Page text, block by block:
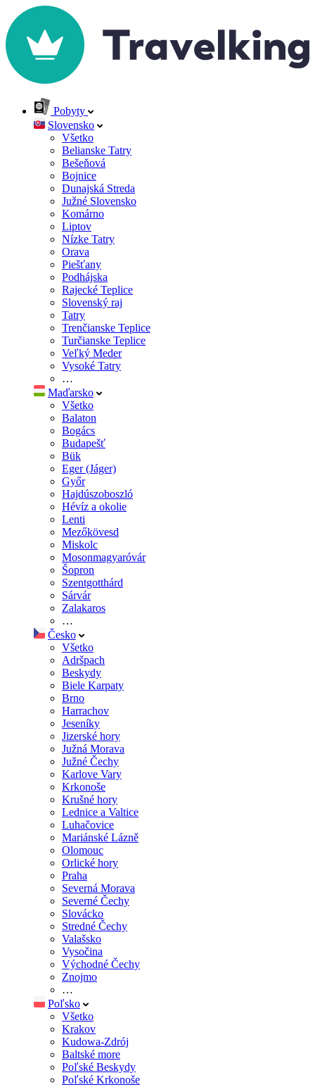
Pobyty
Slovensko
Všetko
Belianske Tatry
Bešeňová
Bojnice
Dunajská Streda
Južné Slovensko
Komárno
Liptov
Nízke Tatry
Orava
Piešťany
Podhájska
Rajecké Teplice
Slovenský raj
Tatry
Trenčianske Teplice
Turčianske Teplice
Veľký Meder
Vysoké Tatry
…
Maďarsko
Všetko
Balaton
Bogács
Budapešť
Bük
Eger (Jáger)
Győr
Hajdúszoboszló
Hévíz a okolie
Lenti
Mezőkövesd
Miskolc
Mosonmagyaróvár
Šopron
Szentgotthárd
Sárvár
Zalakaros
…
Česko
Všetko
Adršpach
Beskydy
Biele Karpaty
Brno
Harrachov
Jeseníky
Jizerské hory
Južná Morava
Južné Čechy
Karlove Vary
Krkonoše
Krušné hory
Lednice a Valtice
Luhačovice
Mariánské Lázně
Olomouc
Orlické hory
Praha
Severná Morava
Severné Čechy
Slovácko
Stredné Čechy
Valašsko
Vysočina
Východné Čechy
Znojmo
…
Poľsko
Všetko
Krakov
Kudowa-Zdrój
Baltské more
Poľské Beskydy
Poľské Krkonoše